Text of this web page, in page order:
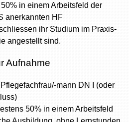
in einem Arbeitsfeld der
anerkannten HF
ihr Studium im Praxis-
angestellt sind.
Aufnahme
mann DN I (oder
50% in einem Arbeitsfeld